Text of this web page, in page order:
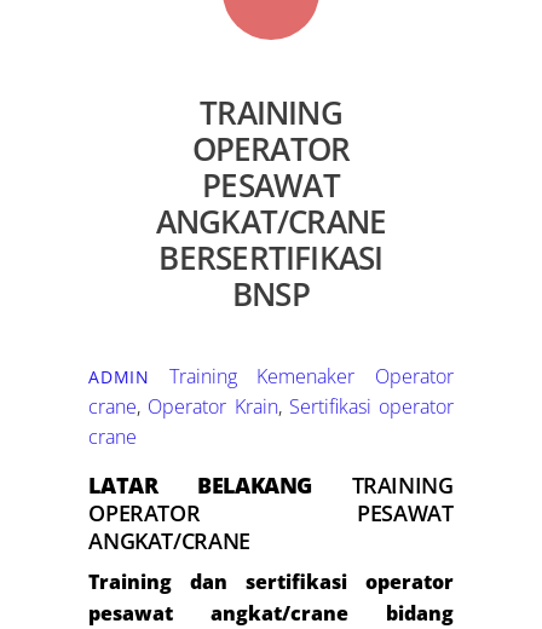
TRAINING
OPERATOR
PESAWAT
ANGKAT/CRANE
BERSERTIFIKASI
BNSP
ADMIN Training Kemenaker
Operator
crane, Operator Krain, Sertifikasi operator
crane
LATAR BELAKANG TRAINING
OPERATOR PESAWAT
ANGKAT/CRANE
Training dan sertifikasi operator
pesawat angkat/crane bidang